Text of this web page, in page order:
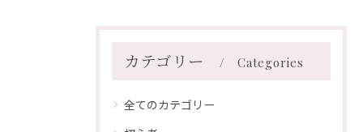
カテゴリー Categories
全てのカテゴリー